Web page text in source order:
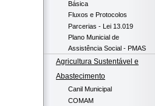
Básica
Fluxos e Protocolos
Parcerias - Lei 13.019
Plano Municial de
Assistência Social - PMAS
Agricultura Sustentável e
Abastecimento
Canil Municipal
COMAM